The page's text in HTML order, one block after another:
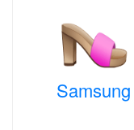
Samsung